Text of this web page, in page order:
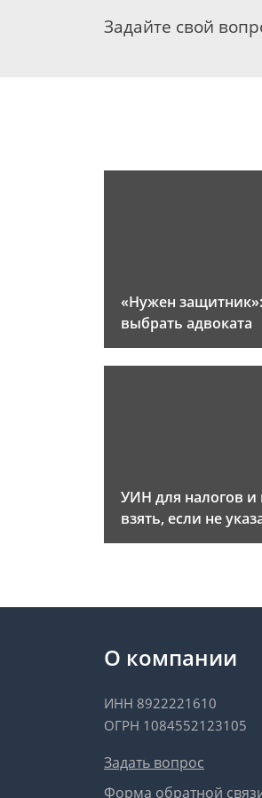
Задайте свой
«Нужен
выбрать адвоката
УИН для налогов и
взять, если не
О компании
ИНН 8922221610
ОГРН 1084552123105
Задать вопрос
Форма обратной